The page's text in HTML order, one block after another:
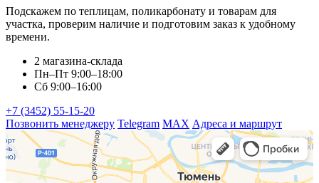
Подскажем по теплицам, поликарбонату и товарам для
участка, проверим наличие и подготовим заказ к удобному
времени.
2 магазина-склада
Пн–Пт 9:00–18:00
Сб 9:00–16:00
+7 (3452) 55-15-20
Позвонить менеджеру Telegram MAX Адреса и маршрут